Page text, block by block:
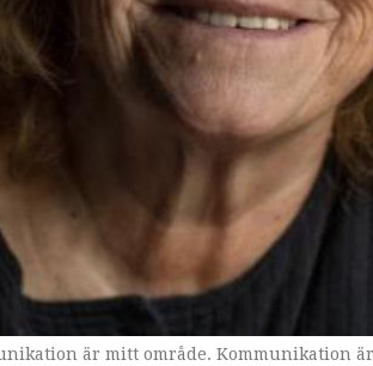
är mitt område. Kommunikation